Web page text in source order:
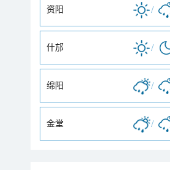
资阳 /
什邡 /
绵阳 /
金堂 /